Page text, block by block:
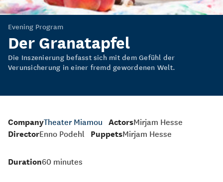
Evening Program
Der Granatapfel
Die Inszenierung befasst sich mit dem Gefühl der
Verunsicherung in einer fremd gewordenen Welt.
CompanyTheater Miamou ActorsMirjam Hesse
DirectorEnno Podehl PuppetsMirjam Hesse
Duration60 minutes